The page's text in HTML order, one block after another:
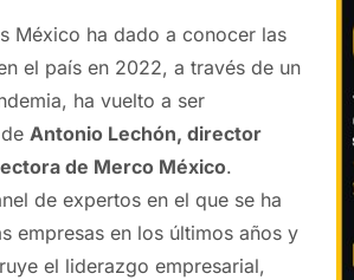
México ha dado a conocer las
el país en 2022, a través de un
ha vuelto a ser
Antonio Lechón, director
de Merco México.
de expertos en el que se ha
empresas en los últimos años y
el liderazgo empresarial,